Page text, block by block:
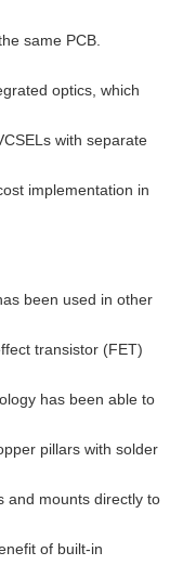
same PCB.
optics, which
with separate
implementation in
been used in other
transistor (FET)
has been able to
pillars with solder
and mounts directly to
of built-in